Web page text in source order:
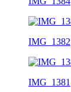
IMG_1382
IMG_1381